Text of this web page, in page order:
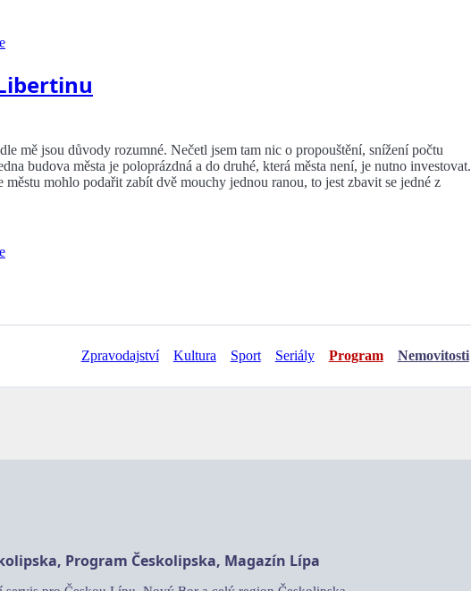
mě jsou důvody rozumné. Nečetl jsem tam nic o propouštění, snížení počtu
budova města je poloprázdná a do druhé, která města není, je nutno investovat.
městu mohlo podařit zabít dvě mouchy jednou ranou, to jest zbavit se jedné z
Zpravodajství Kultura Sport Seriály Program Nemovitosti
Program Českolipska, Magazín Lípa